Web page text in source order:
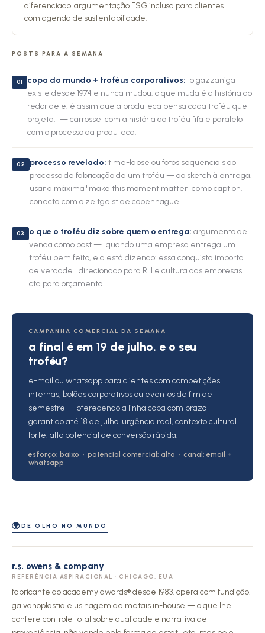
diferenciado. argumentação ESG inclusa para clientes
com agenda de sustentabilidade.
POSTS PARA A SEMANA
01 copa do mundo + troféus corporativos: "o gazzaniga
existe desde 1974 e nunca mudou. o que muda é a história ao
redor dele. é assim que a produteca pensa cada troféu que
projeta." — carrossel com a história do troféu fifa e paralelo
com o processo da produteca.
02 processo revelado: time-lapse ou fotos sequenciais do
processo de fabricação de um troféu — do sketch à entrega.
usar a máxima "make this moment matter" como caption.
conecta com o zeitgeist de copenhague.
03 o que o troféu diz sobre quem o entrega: argumento de
venda como post — "quando uma empresa entrega um
troféu bem feito, ela está dizendo: essa conquista importa
de verdade." direcionado para RH e cultura das empresas.
cta para orçamento.
CAMPANHA COMERCIAL DA SEMANA
a final é em 19 de julho. e o seu
troféu?
e-mail ou whatsapp para clientes com competições
internas, bolões corporativos ou eventos de fim de
semestre — oferecendo a linha copa com prazo
garantido até 18 de julho. urgência real, contexto cultural
forte, alto potencial de conversão rápida.
esforço: baixo · potencial comercial: alto · canal: email +
whatsapp
🌍DE OLHO NO MUNDO
r.s. owens & company
REFERÊNCIA ASPIRACIONAL · CHICAGO, EUA
fabricante do academy awards® desde 1983. opera com fundição,
galvanoplastia e usinagem de metais in-house — o que lhe
confere controle total sobre qualidade e narrativa de